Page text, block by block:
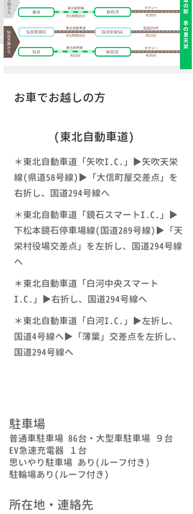
​お車でお越しの方
(東北自動車道)
＊東北自動車道「矢吹I.C.」▶矢吹天栄
線(県道58号線)▶「大信町屋交差点」を
右折し、国道294号線へ
＊東北自動車道「鏡石スマートI.C.」▶
下松本鏡石停車場線(国道289号線)▶「天
栄村役場交差点」を左折し、国道294号線
へ
＊東北自動車道「白河中央スマート
I.C.」▶右折し、国道294号線へ
＊東北自動車道「白河I.C.」▶左折し、
国道4号線へ▶︎「薄葉」交差点を左折し、
国道294号線へ
駐車場
普通車駐車場 86台・大型車駐車場 ９台
EV急速充電器 １台
思いやり駐車場 あり(ルーフ付き)
駐輪場あり(ルーフ付き)
所在地・連絡先